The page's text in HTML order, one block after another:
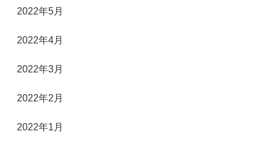
2022年5月
2022年4月
2022年3月
2022年2月
2022年1月